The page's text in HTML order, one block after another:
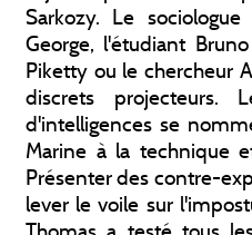
Sarkozy. Le
George, l'étudiant
Piketty ou le chercheur
discrets
d'intelligences se
Marine à la technique
Présenter des contre-
lever le voile sur